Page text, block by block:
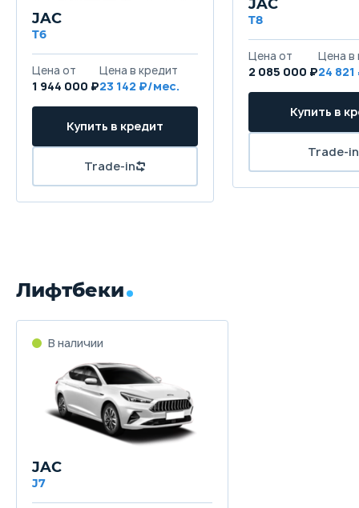
JAC
T6
Цена от
1 944 000 ₽
Цена в кредит
23 142 ₽/мес.
Купить в кредит
Trade-in
JAC
T8
Цена от
2 085 000 ₽
Цена в
24
Купить в
Trade-in
Лифтбеки
В наличии
JAC
J7